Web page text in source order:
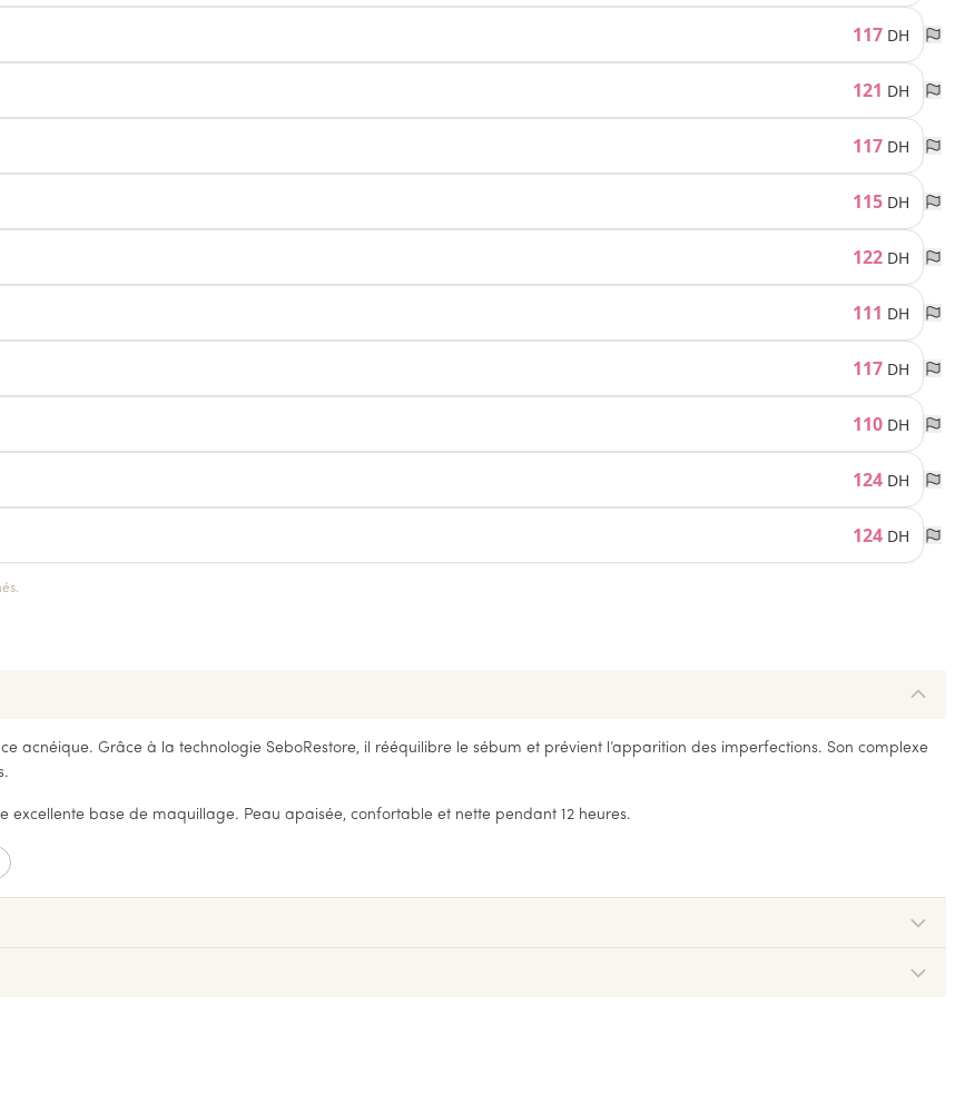
117 DH
121 DH
117 DH
115 DH
122 DH
111 DH
117 DH
110 DH
124 DH
124 DH
acnéique. Grâce à la technologie SeboRestore, il rééquilibre le sébum et prévient l’apparition des imperfections. Son complexe
base de maquillage. Peau apaisée, confortable et nette pendant 12 heures.